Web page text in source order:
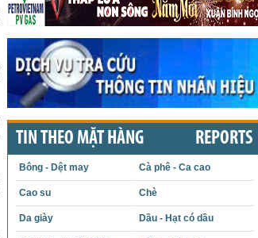
TIN THEO MẶT HÀNG REPORTS
Bông - Dệt may Cà phê - Ca cao
Cao su Chè
Da giày Dầu - Hạt có dầu